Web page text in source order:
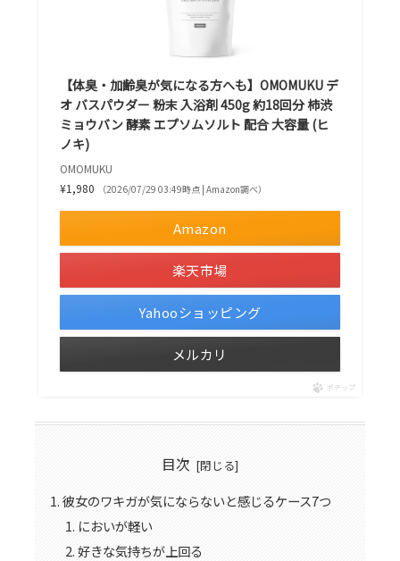
【体臭・加齢臭が気になる方へも】OMOMUKU デ
オ バスパウダー 粉末 入浴剤 450g 約18回分 柿渋
ミョウバン 酵素 エプソムソルト 配合 大容量 (ヒ
ノキ)
OMOMUKU
¥1,980
（2026/07/29 03:49時点 | Amazon調べ）
Amazon
楽天市場
Yahooショッピング
メルカリ
ポチップ
目次
彼女のワキガが気にならないと感じるケース7つ
においが軽い
好きな気持ちが上回る